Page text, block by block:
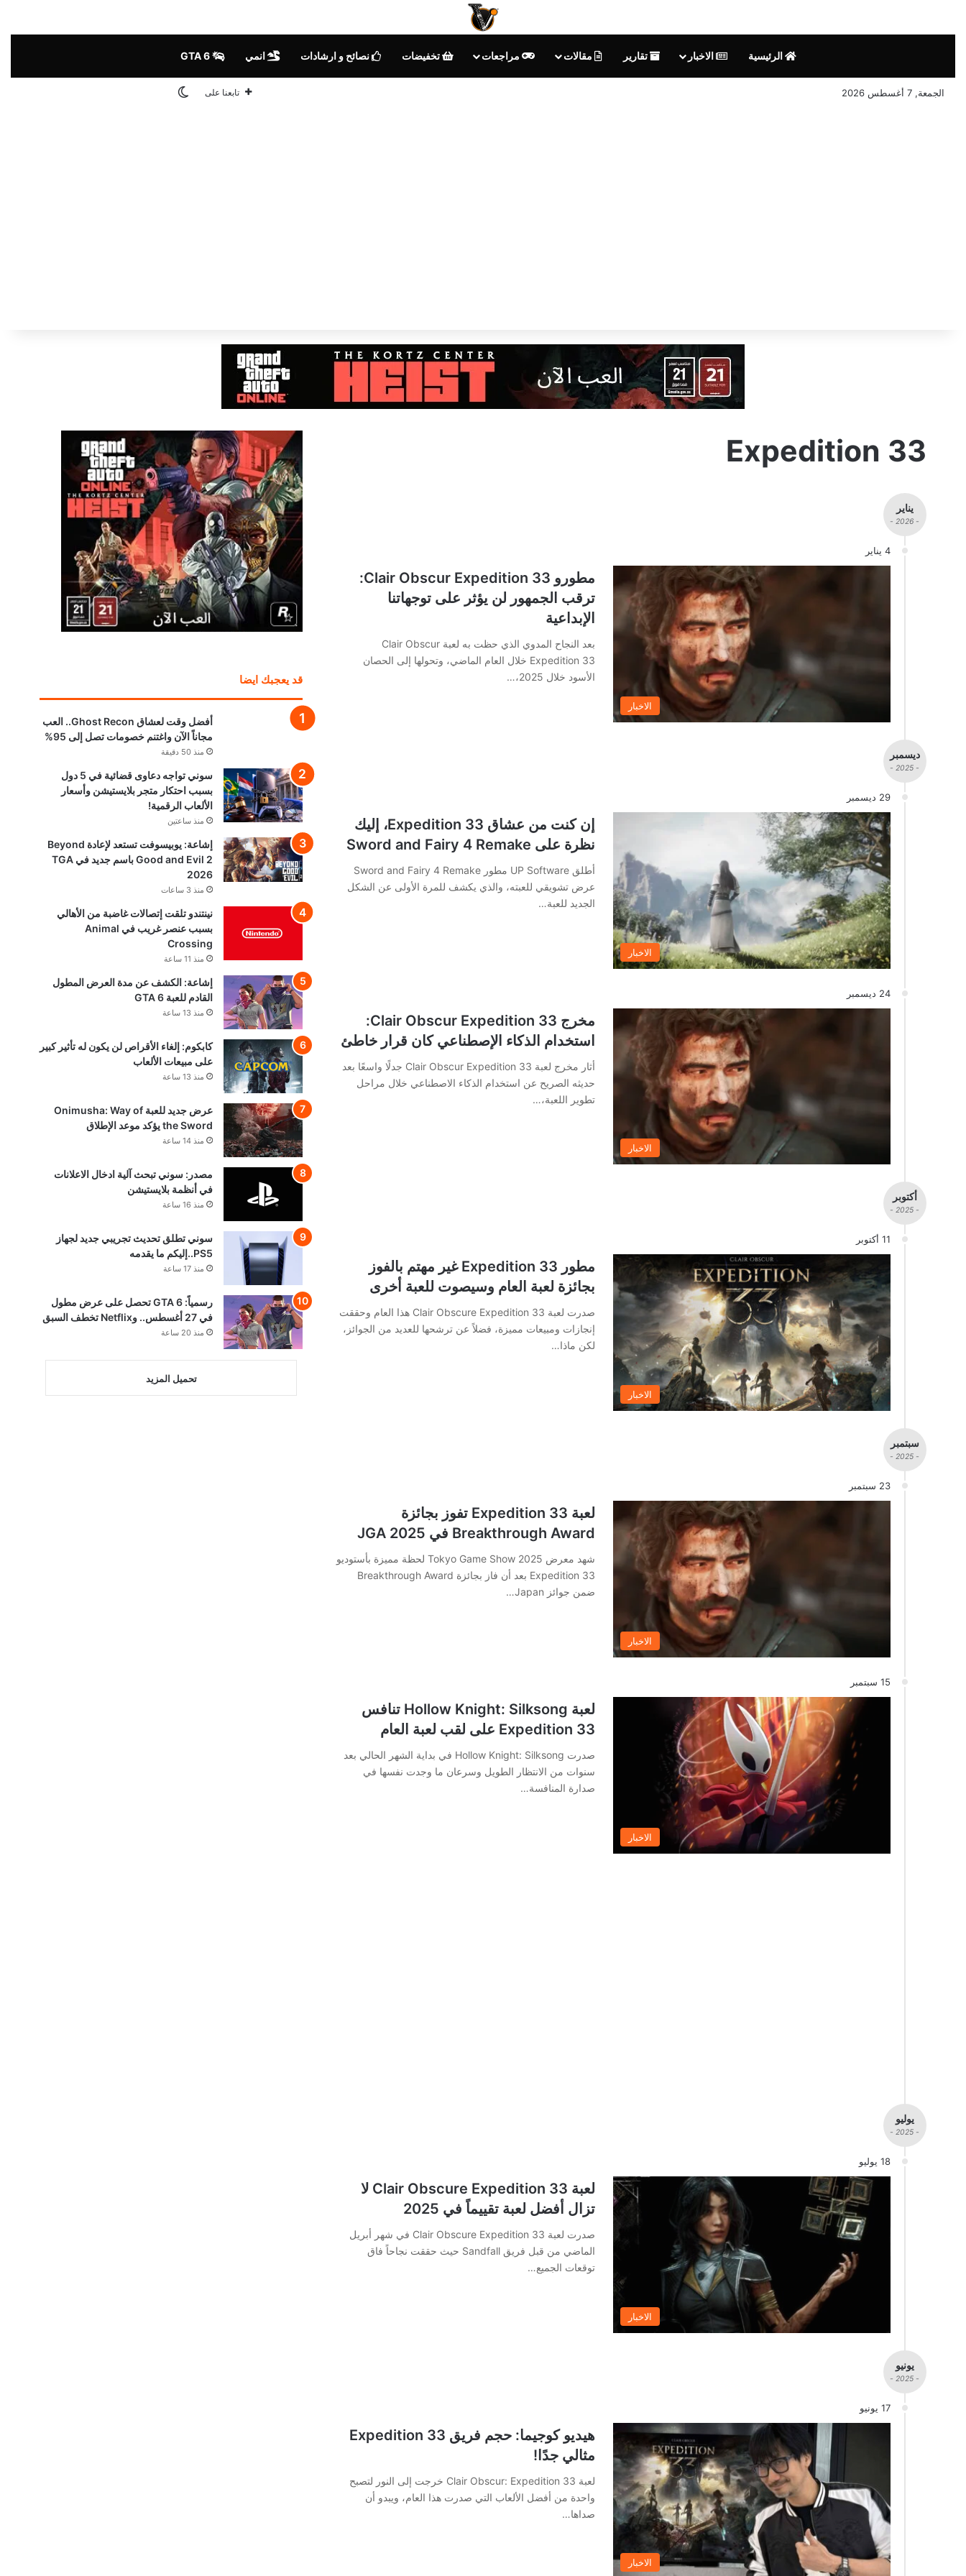
الرئيسية الاخبار تقارير مقالات مراجعات تخفيضات نصائح و ارشادات انمي
الجمعة, 7 أغسطس 2026 تابعنا على الوضع المظلم
Expedition 33
يناير
- 2026 -
4 يناير
الاخبار
مطورو Clair Obscur Expedition 33:
ترقب الجمهور لن يؤثر على توجهاتنا
الإبداعية
بعد النجاح المدوي الذي حظت به لعبة Clair Obscur
Expedition 33 خلال العام الماضي، وتحولها إلى الحصان
الأسود خلال 2025،…
ديسمبر
- 2025 -
29 ديسمبر
الاخبار
إن كنت من عشاق Expedition 33، إليك
نظرة على Sword and Fairy 4 Remake
أطلق UP Software مطور Sword and Fairy 4 Remake
عرض تشويقي للعبته، والذي يكشف للمرة الأولى عن الشكل
الجديد للعبة…
24 ديسمبر
الاخبار
مخرج Clair Obscur Expedition 33:
استخدام الذكاء الإصطناعي كان قرار خاطئ
أثار مخرج لعبة Clair Obscur Expedition 33 جدلًا واسعًا بعد
حديثه الصريح عن استخدام الذكاء الاصطناعي خلال مراحل
تطوير اللعبة،…
أكتوبر
- 2025 -
11 أكتوبر
الاخبار
مطور Expedition 33 غير مهتم بالفوز
بجائزة لعبة العام وسيصوت للعبة أخرى
صدرت لعبة Clair Obscure Expedition 33 هذا العام وحققت
إنجازات ومبيعات مميزة، فضلاً عن ترشحها للعديد من الجوائز،
لكن ماذا…
سبتمبر
- 2025 -
23 سبتمبر
الاخبار
لعبة Expedition 33 تفوز بجائزة
Breakthrough Award في JGA 2025
شهد معرض Tokyo Game Show 2025 لحظة مميزة بأستوديو
Expedition 33 بعد أن فاز بجائزة Breakthrough Award
ضمن جوائز Japan…
15 سبتمبر
الاخبار
لعبة Hollow Knight: Silksong تنافس
Expedition 33 على لقب لعبة العام
صدرت Hollow Knight: Silksong في بداية الشهر الحالي بعد
سنوات من الانتظار الطويل وسرعان ما وجدت نفسها في
صدارة المنافسة…
يوليو
- 2025 -
18 يوليو
الاخبار
لعبة Clair Obscure Expedition 33 لا
تزال أفضل لعبة تقييماً في 2025
صدرت لعبة Clair Obscure Expedition 33 في شهر أبريل
الماضي من قبل فريق Sandfall حيث حققت نجاحاً فاق
توقعات الجميع…
يونيو
- 2025 -
17 يونيو
الاخبار
هيديو كوجيما: حجم فريق Expedition 33
مثالي جدًا!
لعبة Clair Obscur: Expedition 33 خرجت إلى النور لتصبح
واحدة من أفضل الألعاب التي صدرت هذا العام، ويبدو أن
صداها…
قد يعجبك ايضا
أفضل وقت لعشاق Ghost Recon.. العب
مجاناً الآن واغتنم خصومات تصل إلى 95%
منذ 50 دقيقة
سوني تواجه دعاوى قضائية في 5 دول
بسبب احتكار متجر بلايستيشن وأسعار
الألعاب الرقمية!
منذ ساعتين
إشاعة: يوبيسوفت تستعد لإعادة Beyond
Good and Evil 2 باسم جديد في TGA
2026
منذ 3 ساعات
نينتندو تلقت إتصالات غاضبة من الأهالي
بسبب عنصر غريب في Animal
Crossing
منذ 11 ساعة
إشاعة: الكشف عن مدة العرض المطول
القادم للعبة GTA 6
منذ 13 ساعة
كابكوم: إلغاء الأقراص لن يكون له تأثير كبير
على مبيعات الألعاب
منذ 13 ساعة
عرض جديد للعبة Onimusha: Way of
the Sword يؤكد موعد الإطلاق
منذ 14 ساعة
مصدر: سوني تبحث آلية ادخال الاعلانات
في أنظمة بلايستيشن
منذ 16 ساعة
سوني تطلق تحديث تجريبي جديد لجهاز
PS5..إليكم ما يقدمه
منذ 17 ساعة
رسمياً: GTA 6 تحصل على عرض مطول
في 27 أغسطس.. وNetflix تخطف السبق
منذ 20 ساعة
تحميل المزيد